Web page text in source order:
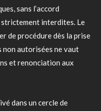
sans l’accord
strictement interdites. Le
de procédure dès la prise
non autorisées ne vaut
et renonciation aux
dans un cercle de